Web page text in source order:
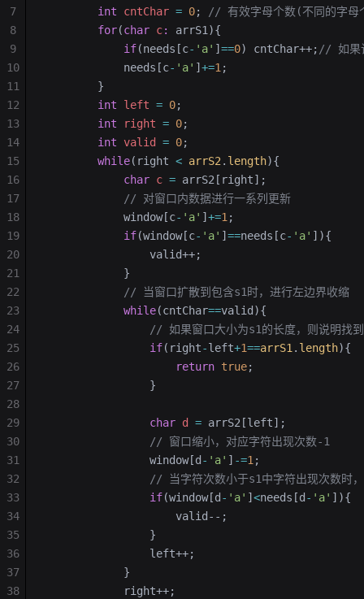
        int
cntChar = 0;
// 有效字母个数(不同的字母
        for
(char c:
arrS1){
            if
(needs[c- 'a' ] ==0) cntChar++; // 如果
            needs[c
- 'a' ] +=1 ;
        }
        int
left = 0;
        int
right = 0;
        int
valid = 0;
        while
(right < arrS2 . length){
            char
c = arrS2[right];
            // 对窗口内数据进行一系列更新
            window[c
- 'a' ] +=1 ;
            if
(window[c- 'a' ] ==needs[c- 'a' ]){
                valid++;
            }
            // 当窗口扩散到包含s1时，进行左边界收缩
            while
(cntChar==valid){
// 如果窗口大小为s1的长度，则说明找
                if
(right-left+1==arrS1 . length){
                    return
true;
                }
                char
d = arrS2[left];
                // 窗口缩小，对应字符出现次数-1
                window[d
- 'a' ] -=1 ;
// 当字符次数小于s1中字符出现次数时
                if
(window[d - 'a' ] <needs[d - 'a' ]){
                    valid--;
                }
                left++;
            }
            right++;
7
8
9
10
11
12
13
14
15
16
17
18
19
20
21
22
23
24
25
26
27
28
29
30
31
32
33
34
35
36
37
38